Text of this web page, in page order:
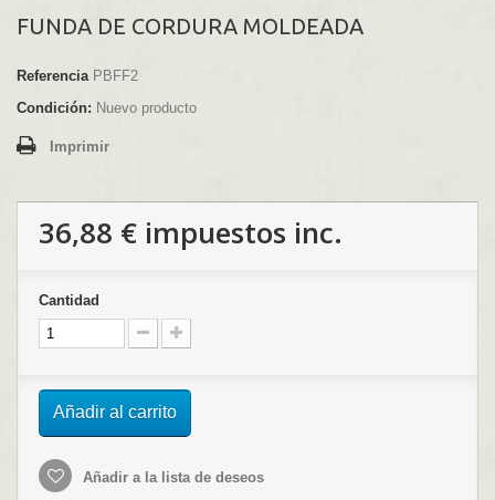
FUNDA DE CORDURA MOLDEADA
Referencia PBFF2
Condición: Nuevo producto
Imprimir
36,88 € impuestos inc.
Cantidad
Añadir al carrito
Añadir a la lista de deseos